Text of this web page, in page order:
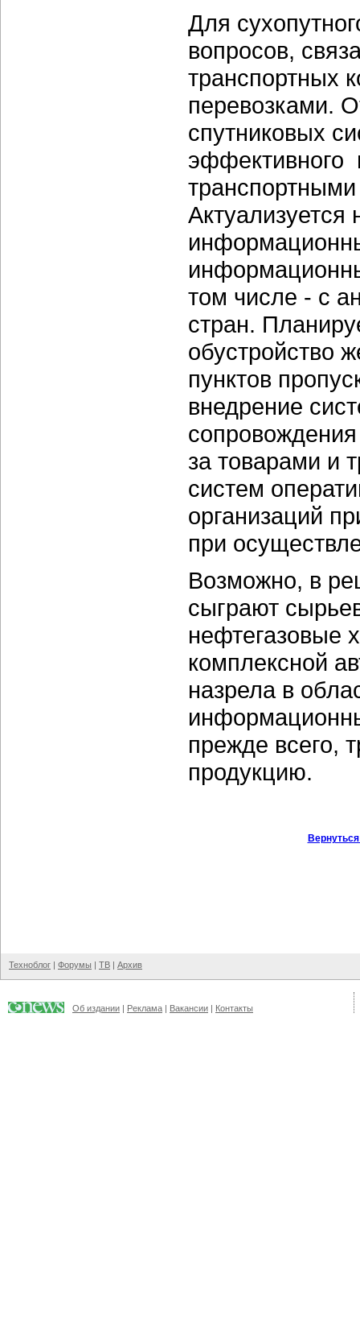
Для
вопросов,
транспортных
перевозками.
спутниковых
эффективного
Актуализуется
том числе - с
стран.
обустройство
пунктов
внедрение
за товарами и
систем
организаций
при
Возможно, в
сыграют
нефтегазовые
комплексной
назрела в
прежде всего,
продукцию.
Техноблог | Форумы | ТВ | Архив
Об издании | Реклама | Вакансии | Контакты